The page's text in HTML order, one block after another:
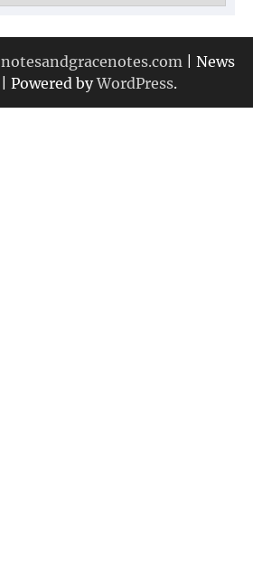
notesandgracenotes.com | News
| Powered byWordPress.